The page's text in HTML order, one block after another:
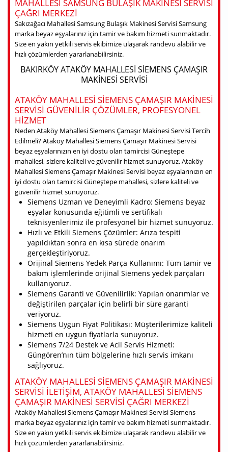
MAHALLESI SAMSUNG BULAŞIK MAKINESI SERVISI
ÇAĞRI MERKEZI
Sakızağacı Mahallesi Samsung Bulaşık Makinesi Servisi Samsung
marka beyaz eşyalarınız için tamir ve bakım hizmeti sunmaktadır.
Size en yakın yetkili servis ekibimize ulaşarak randevu alabilir ve
hızlı çözümlerden yararlanabilirsiniz.
BAKIRKÖY ATAKÖY MAHALLESI SIEMENS ÇAMAŞIR
MAKINESI SERVISI
ATAKÖY MAHALLESI SIEMENS ÇAMAŞIR MAKINESI
SERVISI GÜVENILIR ÇÖZÜMLER, PROFESYONEL
HIZMET
Neden Ataköy Mahallesi Siemens Çamaşır Makinesi Servisi Tercih
Edilmeli? Ataköy Mahallesi Siemens Çamaşır Makinesi Servisi
beyaz eşyalarınızın en iyi dostu olan tamircisi Güneştepe
mahallesi, sizlere kaliteli ve güvenilir hizmet sunuyoruz. Ataköy
Mahallesi Siemens Çamaşır Makinesi Servisi beyaz eşyalarınızın en
iyi dostu olan tamircisi Güneştepe mahallesi, sizlere kaliteli ve
güvenilir hizmet sunuyoruz.
Siemens Uzman ve Deneyimli Kadro: Siemens beyaz
eşyalar konusunda eğitimli ve sertifikalı
teknisyenlerimiz ile profesyonel bir hizmet sunuyoruz.
Hızlı ve Etkili Siemens Çözümler: Arıza tespiti
yapıldıktan sonra en kısa sürede onarım
gerçekleştiriyoruz.
Orijinal Siemens Yedek Parça Kullanımı: Tüm tamir ve
bakım işlemlerinde orijinal Siemens yedek parçaları
kullanıyoruz.
Siemens Garanti ve Güvenilirlik: Yapılan onarımlar ve
değiştirilen parçalar için belirli bir süre garanti
veriyoruz.
Siemens Uygun Fiyat Politikası: Müşterilerimize kaliteli
hizmeti en uygun fiyatlarla sunuyoruz.
Siemens 7/24 Destek ve Acil Servis Hizmeti:
Güngören’nın tüm bölgelerine hızlı servis imkanı
sağlıyoruz.
ATAKÖY MAHALLESI SIEMENS ÇAMAŞIR MAKINESI
SERVISI ILETIŞIM, ATAKÖY MAHALLESI SIEMENS
ÇAMAŞIR MAKINESI SERVISI ÇAĞRI MERKEZI
Ataköy Mahallesi Siemens Çamaşır Makinesi Servisi Siemens
marka beyaz eşyalarınız için tamir ve bakım hizmeti sunmaktadır.
Size en yakın yetkili servis ekibimize ulaşarak randevu alabilir ve
hızlı çözümlerden yararlanabilirsiniz.